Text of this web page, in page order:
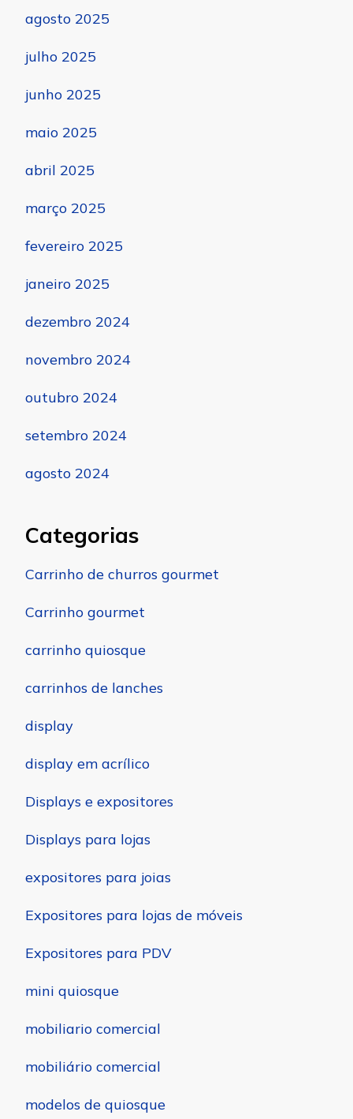
agosto 2025
julho 2025
junho 2025
maio 2025
abril 2025
março 2025
fevereiro 2025
janeiro 2025
dezembro 2024
novembro 2024
outubro 2024
setembro 2024
agosto 2024
Categorias
Carrinho de churros gourmet
Carrinho gourmet
carrinho quiosque
carrinhos de lanches
display
display em acrílico
Displays e expositores
Displays para lojas
expositores para joias
Expositores para lojas de móveis
Expositores para PDV
mini quiosque
mobiliario comercial
mobiliário comercial
modelos de quiosque